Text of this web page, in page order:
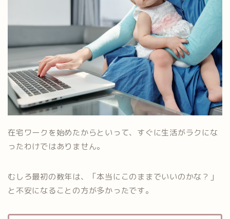
在宅ワークを始めたからといって、すぐに生活がラクにな
ったわけではありません。
むしろ最初の数年は、「本当にこのままでいいのかな？」
と不安になることの方が多かったです。